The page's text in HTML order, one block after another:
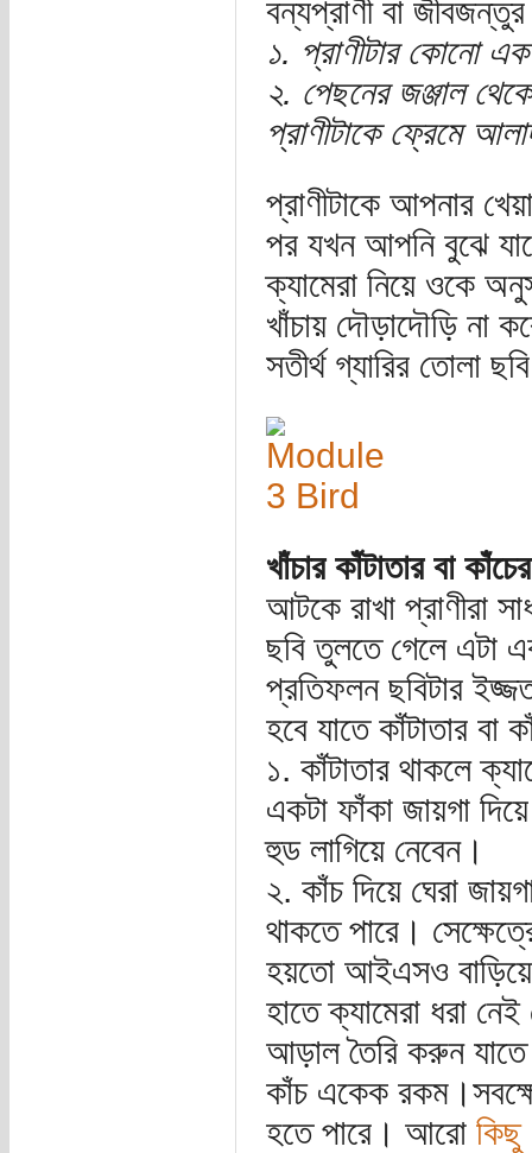
বন্যপ্রাণী বা
১. প্রাণীটার কোনো
২. পেছনের জঞ্জাল
প্রাণীটাকে ফ্রেমে
প্রাণীটাকে আপনার
পর যখন আপনি বুঝে
ক্যামেরা নিয়ে ওকে
খাঁচায় দৌড়াদৌড়ি না
সতীর্থ গ্যারির তোলা
খাঁচার কাঁটাতার বা
আটকে রাখা প্রাণীরা
ছবি তুলতে গেলে এটা
প্রতিফলন ছবিটার
হবে যাতে কাঁটাতার বা
১. কাঁটাতার থাকলে
একটা ফাঁকা জায়গা
হুড লাগিয়ে নেবেন।
২. কাঁচ দিয়ে ঘেরা
থাকতে পারে।
হয়তো আইএসও বাড়িয়ে
হাতে ক্যামেরা ধরা
আড়াল তৈরি করুন
কাঁচ একেক
হতে পারে। আরোকিছু